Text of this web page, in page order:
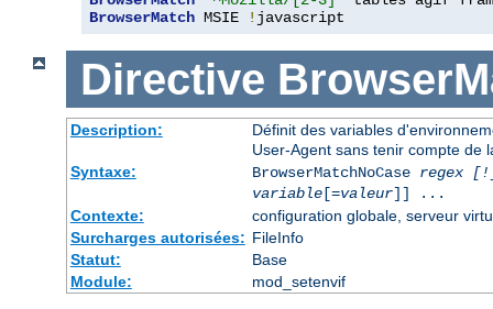
BrowserMatch MSIE ! javascript
Directive
Description:
Définit des variables
User-Agent sans tenir compte de
Syntaxe:
BrowserMatchNoCase regex
variable[=valeur]] ...
Contexte:
configuration globale, serveur
Surcharges autorisées: FileInfo
Statut:
Base
Module:
mod_setenvif